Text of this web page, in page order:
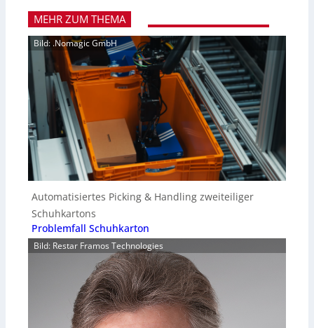
MEHR ZUM THEMA
Bild: .Nomagic GmbH
Automatisiertes Picking & Handling zweiteiliger
Schuhkartons
Problemfall Schuhkarton
Bild: Restar Framos Technologies